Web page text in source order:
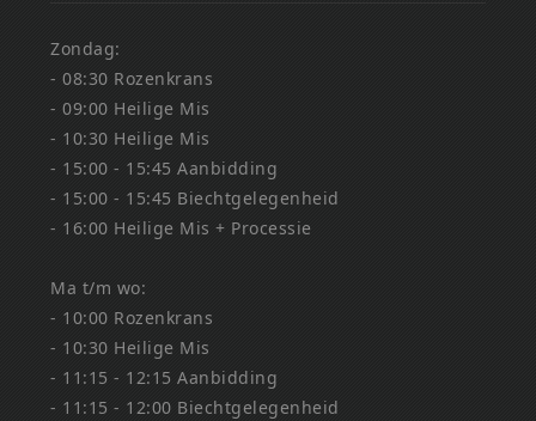
Zondag:
- 08:30 Rozenkrans
- 09:00 Heilige Mis
- 10:30 Heilige Mis
- 15:00 - 15:45 Aanbidding
- 15:00 - 15:45 Biechtgelegenheid
- 16:00 Heilige Mis + Processie
Ma t/m wo:
- 10:00 Rozenkrans
- 10:30 Heilige Mis
- 11:15 - 12:15 Aanbidding
- 11:15 - 12:00 Biechtgelegenheid